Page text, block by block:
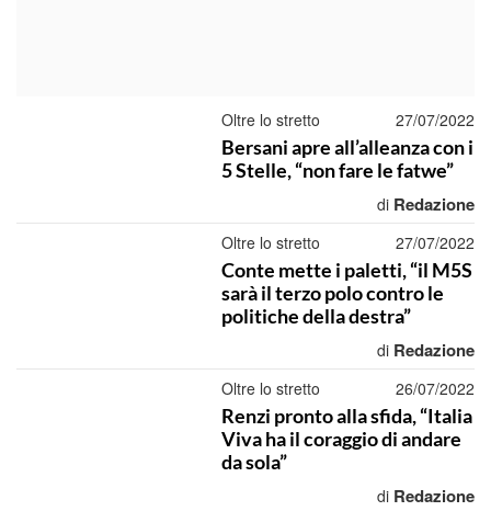
Oltre lo stretto 27/07/2022
Bersani apre all’alleanza con i
5 Stelle, “non fare le fatwe”
di Redazione
Oltre lo stretto 27/07/2022
Conte mette i paletti, “il M5S
sarà il terzo polo contro le
politiche della destra”
di Redazione
Oltre lo stretto 26/07/2022
Renzi pronto alla sfida, “Italia
Viva ha il coraggio di andare
da sola”
di Redazione